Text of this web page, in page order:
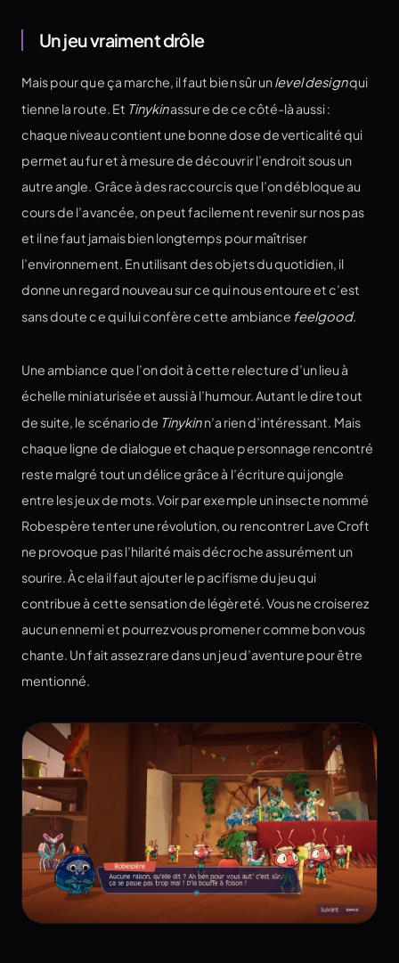
Un jeu vraiment drôle
Mais pour que ça marche, il faut bien sûr unlevel designqui
tienne la route. Et Tinykinassure de ce côté-là aussi :
chaque niveau contient une bonne dose de verticalité qui
permet au fur et à mesure de découvrir l’endroit sous un
autre angle. Grâce à des raccourcis que l’on débloque au
cours de l’avancée, on peut facilement revenir sur nos pas
et il ne faut jamais bien longtemps pour maîtriser
l’environnement. En utilisant des objets du quotidien, il
donne un regard nouveau sur ce qui nous entoure et c’est
sans doute ce qui lui confère cette ambiance feelgood.
Une ambiance que l’on doit à cette relecture d’un lieu à
échelle miniaturisée et aussi à l’humour. Autant le dire tout
de suite, le scénario de Tinykinn’a rien d’intéressant. Mais
chaque ligne de dialogue et chaque personnage rencontré
reste malgré tout un délice grâce à l’écriture qui jongle
entre les jeux de mots. Voir par exemple un insecte nommé
Robespère tenter une révolution, ou rencontrer Lave Croft
ne provoque pas l’hilarité mais décroche assurément un
sourire. À cela il faut ajouter le pacifisme du jeu qui
contribue à cette sensation de légèreté. Vous ne croiserez
aucun ennemi et pourrez vous promener comme bon vous
chante. Un fait assez rare dans un jeu d’aventure pour être
mentionné.